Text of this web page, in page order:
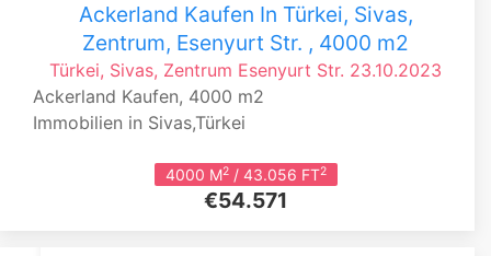
Ackerland Kaufen In Türkei, Sivas,
Zentrum, Esenyurt Str. , 4000 m2
Türkei, Sivas, Zentrum Esenyurt Str. 23.10.2023
Ackerland Kaufen, 4000 m2
Immobilien in Sivas,Türkei
4000 M2/ 43.056 FT2
€54.571